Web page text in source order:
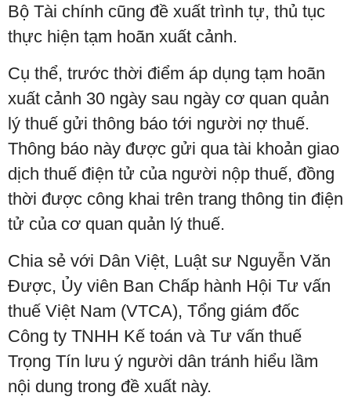
Bộ Tài chính cũng đề xuất trình tự, thủ tục
thực hiện tạm hoãn xuất cảnh.
Cụ thể, trước thời điểm áp dụng tạm hoãn
xuất cảnh 30 ngày sau ngày cơ quan quản
lý thuế gửi thông báo tới người nợ thuế.
Thông báo này được gửi qua tài khoản giao
dịch thuế điện tử của người nộp thuế, đồng
thời được công khai trên trang thông tin điện
tử của cơ quan quản lý thuế.
Chia sẻ với Dân Việt, Luật sư Nguyễn Văn
Được, Ủy viên Ban Chấp hành Hội Tư vấn
thuế Việt Nam (VTCA), Tổng giám đốc
Công ty TNHH Kế toán và Tư vấn thuế
Trọng Tín lưu ý người dân tránh hiểu lầm
nội dung trong đề xuất này.